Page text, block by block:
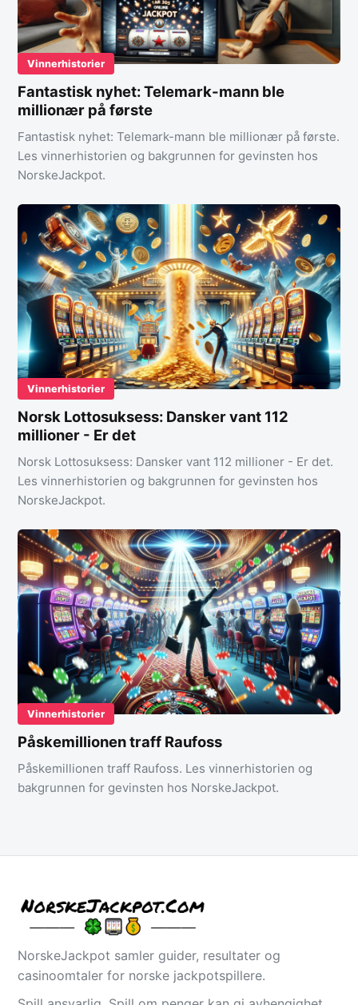
Vinnerhistorier
Fantastisk nyhet: Telemark-mann ble
millionær på første
Fantastisk nyhet: Telemark-mann ble millionær på første.
Les vinnerhistorien og bakgrunnen for gevinsten hos
NorskeJackpot.
Vinnerhistorier
Norsk Lottosuksess: Dansker vant 112
millioner - Er det
Norsk Lottosuksess: Dansker vant 112 millioner - Er det.
Les vinnerhistorien og bakgrunnen for gevinsten hos
NorskeJackpot.
Vinnerhistorier
Påskemillionen traff Raufoss
Påskemillionen traff Raufoss. Les vinnerhistorien og
bakgrunnen for gevinsten hos NorskeJackpot.
NorskeJackpot samler guider, resultater og
casinoomtaler for norske jackpotspillere.